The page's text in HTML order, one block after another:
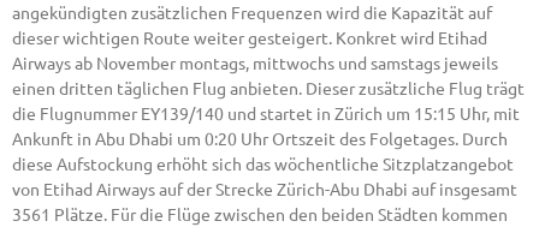
angekündigten zusätzlichen Frequenzen wird die Kapazität auf
dieser wichtigen Route weiter gesteigert. Konkret wird Etihad
Airways ab November montags, mittwochs und samstags jeweils
einen dritten täglichen Flug anbieten. Dieser zusätzliche Flug trägt
die Flugnummer EY139/140 und startet in Zürich um 15:15 Uhr, mit
Ankunft in Abu Dhabi um 0:20 Uhr Ortszeit des Folgetages. Durch
diese Aufstockung erhöht sich das wöchentliche Sitzplatzangebot
von Etihad Airways auf der Strecke Zürich-Abu Dhabi auf insgesamt
3561 Plätze. Für die Flüge zwischen den beiden Städten kommen